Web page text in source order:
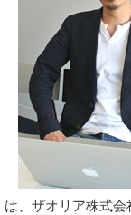
は、ザオリア株式